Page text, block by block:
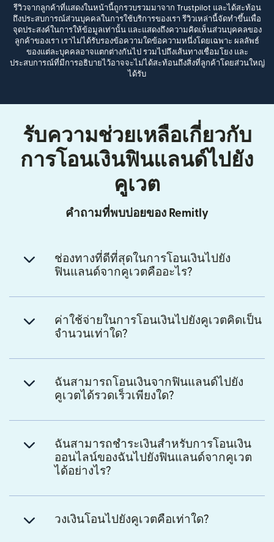
รีวิวจากลูกค้าที่แสดงในหน้านี้ถูกรวบรวมมาจาก Trustpilot และได้สะท้อน
ถึงประสบการณ์ส่วนบุคคลในการใช้บริการของเรา รีวิวเหล่านี้จัดทำขึ้นเพื่อ
จุดประสงค์ในการให้ข้อมูลเท่านั้น และแสดงถึงความคิดเห็นส่วนบุคคลของ
ลูกค้าของเรา เราไม่ได้รับรองข้อความใดข้อความหนึ่งโดยเฉพาะ ผลลัพธ์
ของแต่ละบุคคลอาจแตกต่างกันไป รวมไปถึงเส้นทางเชื่อมโยง และ
ประสบการณ์ที่มีการอธิบายไว้อาจจะไม่ได้สะท้อนถึงสิ่งที่ลูกค้าโดยส่วนใหญ่
ได้รับ
รับความช่วยเหลือเกี่ยวกับ
การโอนเงินฟินแลนด์ไปยัง
คูเวต
คำถามที่พบบ่อยของ Remitly
ช่องทางที่ดีที่สุดในการโอนเงินไปยัง
ฟินแลนด์จากคูเวตคืออะไร?
ค่าใช้จ่ายในการโอนเงินไปยังคูเวตคิดเป็น
จำนวนเท่าใด?
ฉันสามารถโอนเงินจากฟินแลนด์ไปยัง
คูเวตได้รวดเร็วเพียงใด?
ฉันสามารถชำระเงินสำหรับการโอนเงิน
ออนไลน์ของฉันไปยังฟินแลนด์จากคูเวต
ได้อย่างไร?
วงเงินโอนไปยังคูเวตคือเท่าใด?